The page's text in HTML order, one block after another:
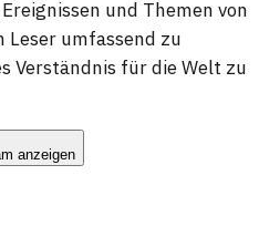
und Themen von
umfassend zu
Verständnis für die Welt zu
anzeigen